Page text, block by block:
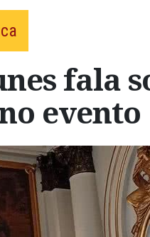
fala
evento